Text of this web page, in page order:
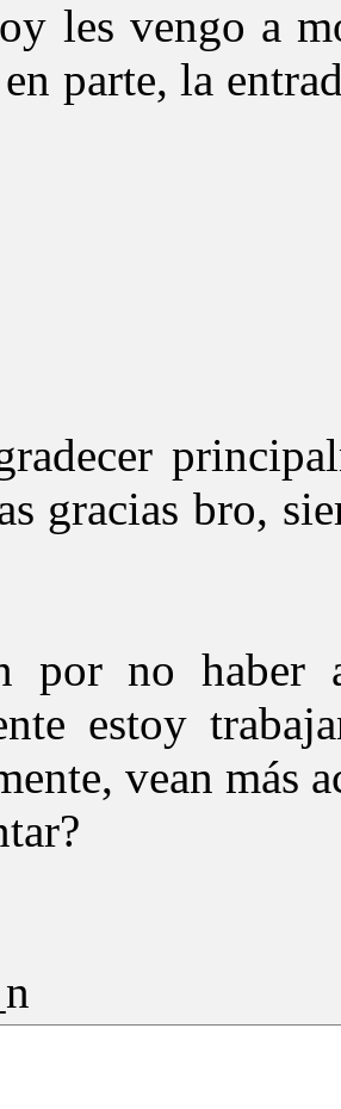
les vengo a
parte, la
gracias bro,
por no haber
estoy
vean más